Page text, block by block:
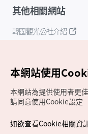
其他相關網站
韓國觀光公社介紹
Copyrights (c) 韓國
本網站使用
本網站為提供使用者更
請同意使用Cookie設定
如欲查看Cookie相關資